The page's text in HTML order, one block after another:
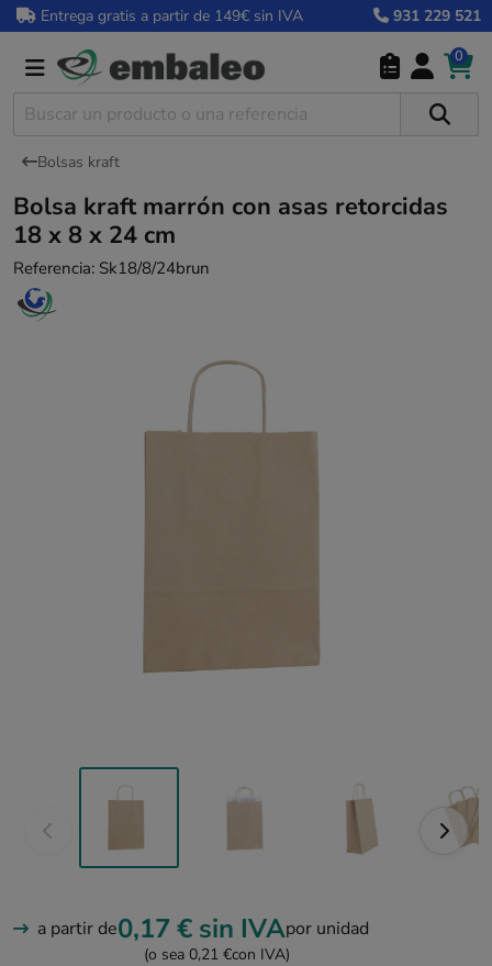
Entrega gratis a partir de 149€ sin IVA 931 229 521
0
Bolsas kraft
Bolsa kraft marrón con asas retorcidas
18 x 8 x 24 cm
Referencia: Sk18/8/24brun
a partir de0,17 € sin IVApor unidad
(o sea 0,21 €con IVA)